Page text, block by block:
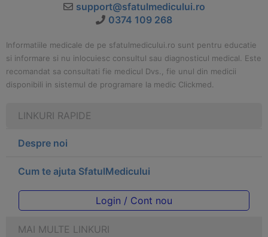
support@sfatulmedicului.ro
0374 109 268
Informatiile medicale de pe sfatulmedicului.ro sunt pentru educatie
si informare si nu inlocuiesc consultul sau diagnosticul medical. Este
recomandat sa consultati fie medicul Dvs., fie unul din medicii
disponibili in sistemul de programare la medic Clickmed.
LINKURI RAPIDE
Despre noi
Cum te ajuta SfatulMedicului
Login / Cont nou
MAI MULTE LINKURI